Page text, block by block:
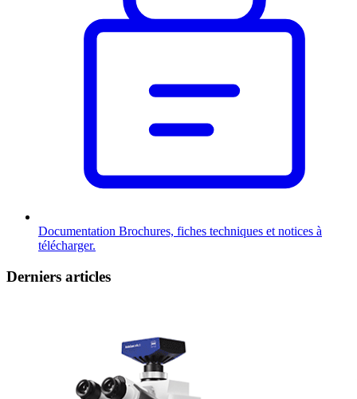
Documentation Brochures, fiches techniques et notices à
télécharger.
Derniers articles